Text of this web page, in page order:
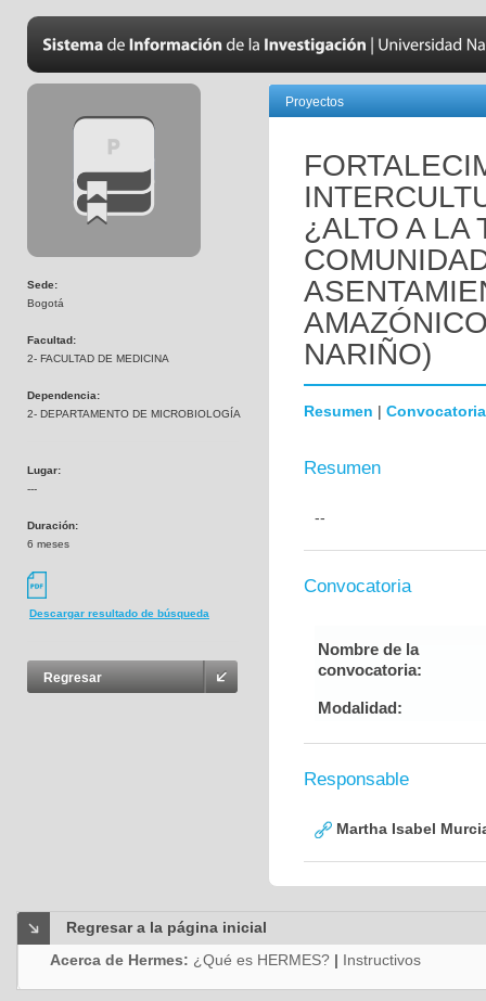
Sede:
Bogotá
Facultad:
2- FACULTAD DE MEDICINA
Dependencia:
2- DEPARTAMENTO DE MICROBIOLOGÍA
Lugar:
---
Duración:
6 meses
Descargar resultado de búsqueda
Regresar
Proyectos
¿ALTO A LA
NARIÑO)
Resumen | Convocatoria
Resumen
--
Convocatoria
Nombre de la
convocatoria:
Modalidad:
Responsable
Martha Isabel
Regresar a la página inicial
Acerca de Hermes: ¿Qué es HERMES? | Instructivos